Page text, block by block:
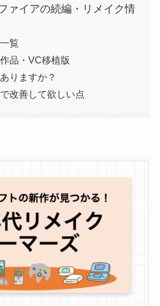
ァイアの続編・リメイク情
覧
品・VC移植版
りますか？
改善して欲しい点